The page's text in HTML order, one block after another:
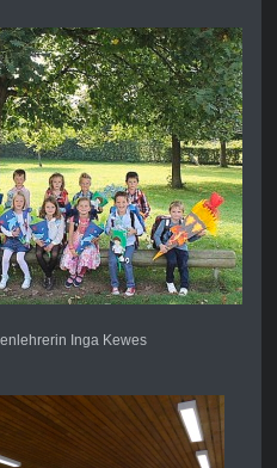
Inga Kewes